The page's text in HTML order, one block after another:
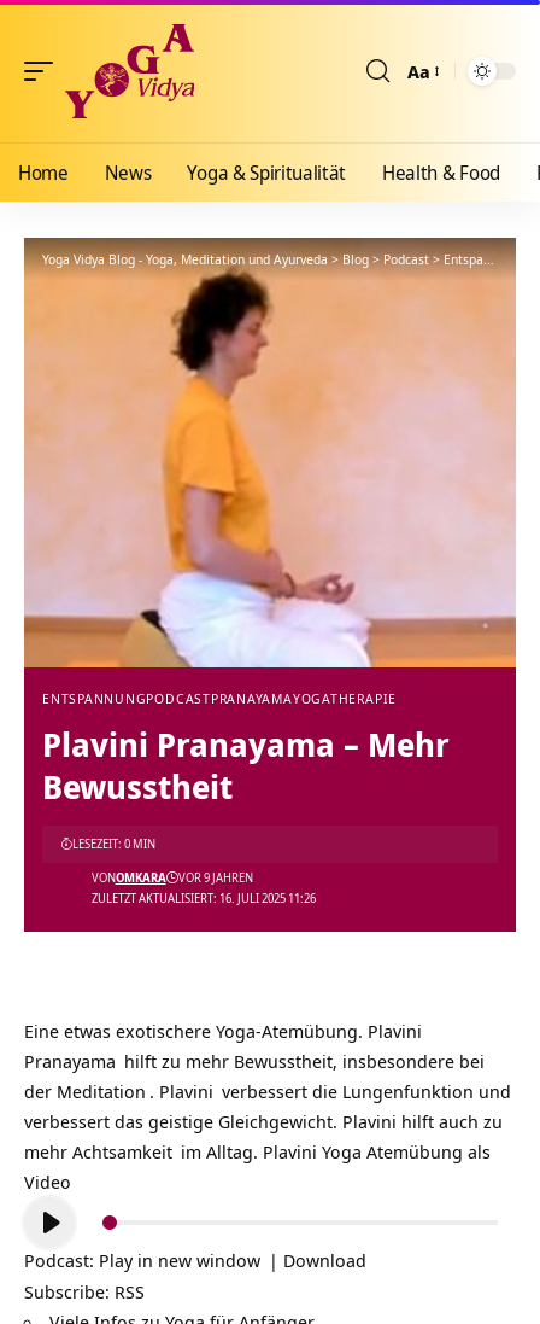
Aa
Home News Yoga & Spiritualität Health & Food
Yoga Vidya Blog - Yoga, Meditation und Ayurveda>Blog>Podcast>Entspannung
ENTSPANNUNGPODCASTPRANAYAMAYOGATHERAPIE
Plavini Pranayama – Mehr
Bewusstheit
ZULETZT AKTUALISIERT: 16. JULI 2025 11:26
VONOMKARA VOR 9 JAHREN
LESEZEIT: 0 MIN
Eine etwas exotischere Yoga-Atemübung. Plavini
Pranayama hilft zu mehr Bewusstheit, insbesondere bei
der Meditation . Plavini verbessert die Lungenfunktion und
verbessert das geistige Gleichgewicht. Plavini hilft auch zu
mehr Achtsamkeit im Alltag. Plavini Yoga Atemübung als
Video
Audio-
Player
Podcast: Play in new window | Download
Subscribe: RSS